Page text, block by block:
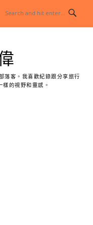
落客。我喜歡紀錄跟分享旅行
的視野和靈感。